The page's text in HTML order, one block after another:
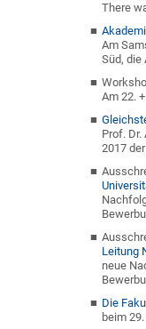
There
Am
Süd, die
Am 22.
Prof.
2017
Leitung
neue
Die
beim